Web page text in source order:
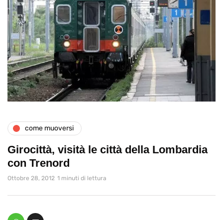
come muoversi
Girocittà, visità le città della Lombardia
con Trenord
Ottobre 28, 2012 1 minuti di lettura